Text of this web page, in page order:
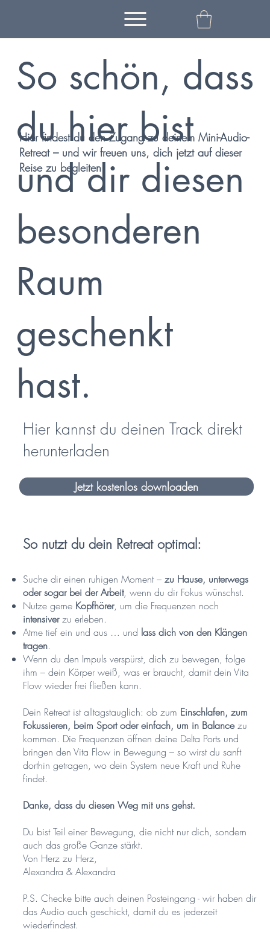
So schön, dass
du hier bist
und dir diesen
besonderen
Raum
geschenkt
hast.
Hier findest du den Zugang zu deinem Mini-Audio-
Retreat – und wir freuen uns, dich jetzt auf dieser
Reise zu begleiten.
Hier kannst du deinen Track direkt
herunterladen
Jetzt kostenlos downloaden
So nutzt du dein Retreat optimal:
Suche dir einen ruhigen Moment – zu Hause, unterwegs
oder sogar bei der Arbeit, wenn du dir Fokus wünschst.
Nutze gerne Kopfhörer, um die Frequenzen noch
intensiverzu erleben.
Atme tief ein und aus … und lass dich von den Klängen
tragen.
Wenn du den Impuls verspürst, dich zu bewegen, folge
ihm – dein Körper weiß, was er braucht, damit dein Vita
Flow wieder frei fließen kann.
Dein Retreat ist alltagstauglich: ob zum Einschlafen, zum
Fokussieren, beim Sport oder einfach, um in Balancezu
kommen. Die Frequenzen öffnen deine Delta Ports und
bringen den Vita Flow in Bewegung – so wirst du sanft
dorthin getragen, wo dein System neue Kraft und Ruhe
findet.
Danke, dass du diesen Weg mit uns gehst.
Du bist Teil einer Bewegung, die nicht nur dich, sondern
auch das große Ganze stärkt.
Von Herz zu Herz,
Alexandra & Alexandra
P.S. Checke bitte auch deinen Posteingang - wir haben dir
das Audio auch geschickt, damit du es jederzeit
wiederfindest.